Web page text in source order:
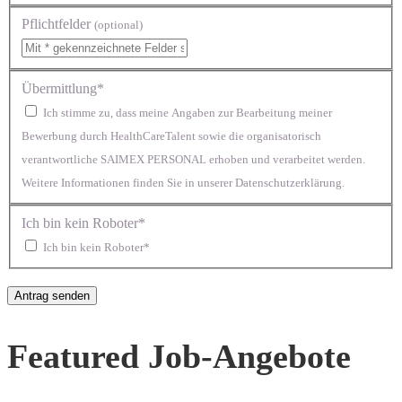
Pflichtfelder (optional)
Übermittlung*
Ich stimme zu, dass meine Angaben zur Bearbeitung meiner
Bewerbung durch HealthCareTalent sowie die organisatorisch
verantwortliche SAIMEX PERSONAL erhoben und verarbeitet werden.
Weitere Informationen finden Sie in unserer Datenschutzerklärung.
Ich bin kein Roboter*
Ich bin kein Roboter*
Featured Job-Angebote